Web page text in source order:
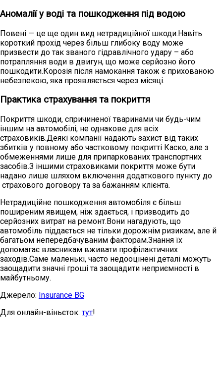
Аномалії у воді та пошкодження під водою
Повені — це ще один вид нетрадиційної шкоди.Навіть
короткий прохід через більш глибоку воду може
призвести до так званого гідравлічного удару – або
потрапляння води в двигун, що може серйозно його
пошкодити.Корозія після намокання також є прихованою
небезпекою, яка проявляється через місяці.
Практика страхування та покриття
Покриття шкоди, спричиненої тваринами чи будь-чим
іншим на автомобілі, не однакове для всіх
страховиків.Деякі компанії надають захист від таких
збитків у повному або частковому покритті Каско, але з
обмеженнями лише для припаркованих транспортних
засобів.З іншими страховиками покриття може бути
надано лише шляхом включення додаткового пункту до
страхового договору та за бажанням клієнта.
Нетрадиційне пошкодження автомобіля є більш
поширеним явищем, ніж здається, і призводить до
серйозних витрат на ремонт.Вони нагадують, що
автомобіль піддається не тільки дорожнім ризикам, але й
багатьом непередбачуваним факторам.Знання їх
допомагає власникам вживати профілактичних
заходів.Саме маленькі, часто недооцінені деталі можуть
заощадити значні гроші та заощадити неприємності в
майбутньому.
Джерело: Insurance BG
Для онлайн-віньєток:тут!